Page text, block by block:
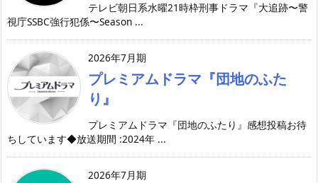
テレビ朝日系水曜21時枠刑事ドラマ『大追跡〜警
視庁SSBC強行犯係〜Season ...
2026年7月期
プレミアムドラマ『団地のふた
り』
プレミアムドラマ『団地のふたり』感想投稿お待
ちしています◆放送期間 :2024年 ...
2026年7月期